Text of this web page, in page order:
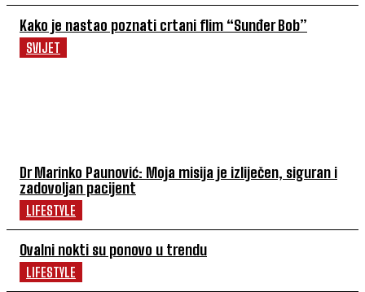
Kako je nastao poznati crtani flim “Sunđer Bob”
SVIJET
Dr Marinko Paunović: Moja misija je izliječen, siguran i
zadovoljan pacijent
LIFESTYLE
Ovalni nokti su ponovo u trendu
LIFESTYLE